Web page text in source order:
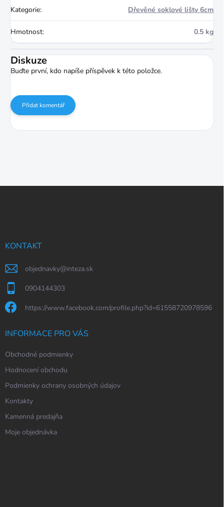
Kategorie: Dřevěné soklové lišty 6cm
Hmotnost: 0.5 kg
Diskuze
Buďte první, kdo napíše příspěvek k této položce.
Přidat komentář
Z
KONTAKT
objednavky@inteza.sk
0904144303
https://www.facebook.com/profile.php?id=61558720978596
INFORMACE PRO VÁS
Obchodné podmienky
Hodnocení obchodu
Podmienky ochrany osobných údajov
Kontakty
Kamenná predajňa
Moje objednávka